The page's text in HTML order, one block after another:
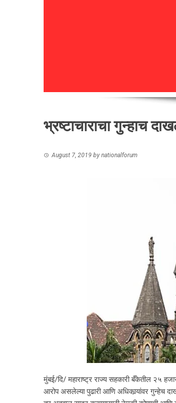
भ्रष्टाचाराचा गुन्हाच
August 7, 2019 by nationalforum
मुंबई/दि/ महाराष्ट्र राज्य सहकारी बँकेतील २५
आरोप असलेल्या पुढारी आणि अधिकार्‍यांवर गुन्हेच